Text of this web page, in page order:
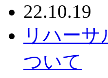
22.10.19
リハー
ついて